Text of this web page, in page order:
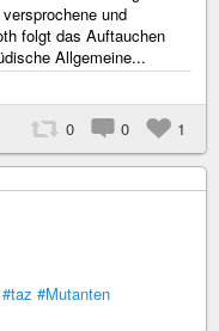
und
folgt das Auftauchen
Allgemeine...
0 0 1
#taz #Mutanten